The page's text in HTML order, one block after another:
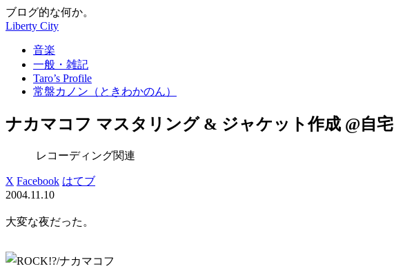
ブログ的な何か。
Liberty City
音楽
一般・雑記
Taro’s Profile
常盤カノン（ときわかのん）
ナカマコフ マスタリング & ジャケット作成 @自宅
レコーディング関連
X Facebook はてブ
2004.11.10
大変な夜だった。